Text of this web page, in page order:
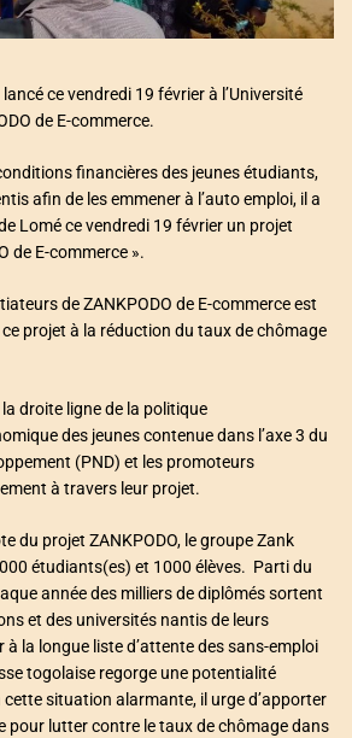
ce vendredi 19 février à l’Université
de E-commerce.
financières des jeunes étudiants,
afin de les emmener à l’auto emploi, il a
Lomé ce vendredi 19 février un projet
de E-commerce ».
de ZANKPODO de E-commerce est
projet à la réduction du taux de chômage
droite ligne de la politique
des jeunes contenue dans l’axe 3 du
(PND) et les promoteurs
à travers leur projet.
du projet ZANKPODO, le groupe Zank
étudiants(es) et 1000 élèves. Parti du
année des milliers de diplômés sortent
et des universités nantis de leurs
à la longue liste d’attente des sans-emploi
togolaise regorge une potentialité
situation alarmante, il urge d’apporter
pour lutter contre le taux de chômage dans